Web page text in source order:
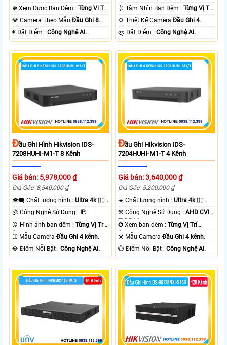
TVI BCS.
❃ Xem Được Ban Đêm :Từng Vị Trí
Camera .
💎 Camera Theo MẫuĐầu Ghi 8
kênh.
️₤ Đặt Điểm :Công Nghệ AI.
TVI BCS.
🌛 Tầm Nhìn Ban Đêm :Từng Vị Trí
Camera .
💢 Thiết Kế CameraĐầu Ghi 4
kênh.
️ლ Đặt Điểm :Công Nghệ AI.
ĐẦu Ghi Hình Hikvision IDS-
7208HUHI-M1-T 8 Kênh
Giá bán: 5,978,000 ₫
Giá Gốc: 8,540,000 ₫
👁️‍🗨 Chất lượng hình :Ultra 4k 👍🏾 .
🕉️ Công Nghệ Sử Dụng :
IP.
🌛 Hình ảnh ban đêm :Từng Vị Trí
Camera .
♊ Mẫu CameraĐầu Ghi 4 kênh.
️💎 Điểm Nỗi Bật :Công Nghệ AI.
ĐẦu Ghi Hikvision IDS-
7204HUHI-M1-T 4 Kênh
Giá bán: 3,640,000 ₫
Giá Gốc: 5,200,000 ₫
☀️ Chất lượng hình :Ultra 4k 👍🏾 .
⚒ Công Nghệ Sử Dụng :AHD CVI
TVI BCS.
✪ Xem ban đêm :Từng Vị Trí
Camera .
⚒ Mẫu CameraĐầu Ghi 4 kênh.
️💮 Điểm Nỗi Bật :Công Nghệ AI.